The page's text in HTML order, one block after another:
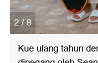
2 / 8
Kue ulang tahun